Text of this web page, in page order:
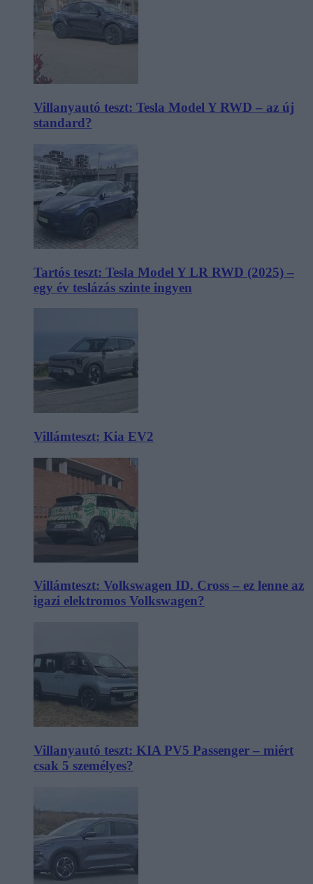
Villanyautó teszt: Tesla Model Y RWD – az új
standard?
Tartós teszt: Tesla Model Y LR RWD (2025) –
egy év teslázás szinte ingyen
Villámteszt: Kia EV2
Villámteszt: Volkswagen ID. Cross – ez lenne az
igazi elektromos Volkswagen?
Villanyautó teszt: KIA PV5 Passenger – miért
csak 5 személyes?